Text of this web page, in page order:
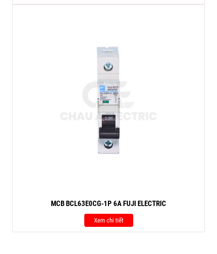
MCB BCL63E0CG-1P 6A FUJI ELECTRIC
Xem chi tiết